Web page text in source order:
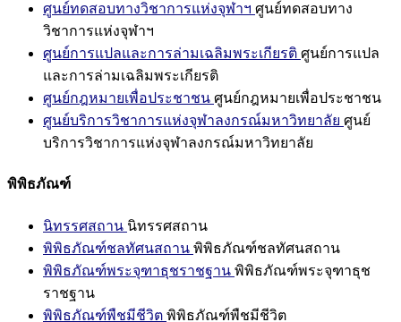
ศูนย์ทดสอบทางวิชาการแห่งจุฬาฯ ศูนย์ทดสอบทาง
วิชาการแห่งจุฬาฯ
ศูนย์การแปลและการล่ามเฉลิมพระเกียรติ ศูนย์การแปล
และการล่ามเฉลิมพระเกียรติ
ศูนย์กฎหมายเพื่อประชาชน ศูนย์กฎหมายเพื่อประชาชน
ศูนย์บริการวิชาการแห่งจุฬาลงกรณ์มหาวิทยาลัย ศูนย์
บริการวิชาการแห่งจุฬาลงกรณ์มหาวิทยาลัย
พิพิธภัณฑ์
นิทรรศสถาน นิทรรศสถาน
พิพิธภัณฑ์ชลทัศนสถาน พิพิธภัณฑ์ชลทัศนสถาน
พิพิธภัณฑ์พระจุฑาธุชราชฐาน พิพิธภัณฑ์พระจุฑาธุช
ราชฐาน
พิพิธภัณฑ์พืชมีชีวิต พิพิธภัณฑ์พืชมีชีวิต